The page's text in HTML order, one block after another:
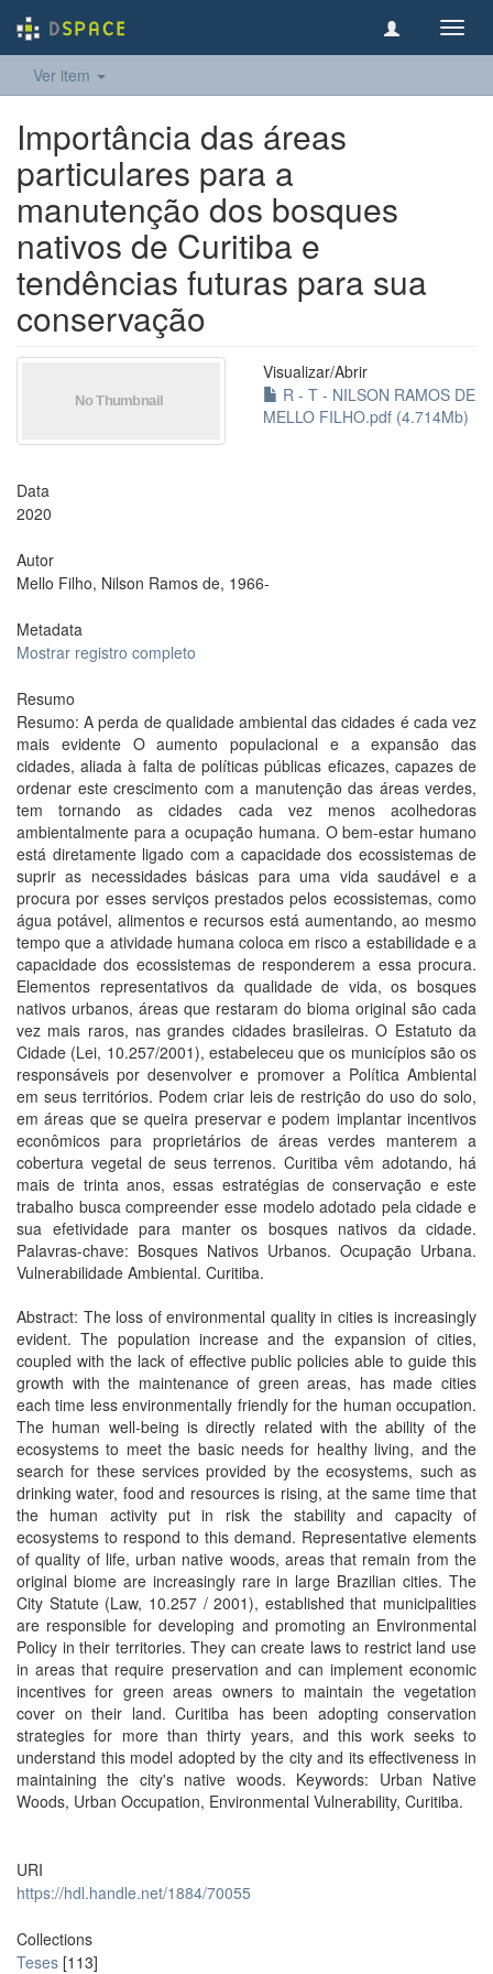
Ver item
Importância das áreas
particulares para a
manutenção dos bosques
nativos de Curitiba e
tendências futuras para sua
conservação
Visualizar/Abrir
R - T - NILSON RAMOS DE
MELLO FILHO.pdf (4.714Mb)
Data
2020
Autor
Mello Filho, Nilson Ramos de, 1966-
Metadata
Mostrar registro completo
Resumo
Resumo: A perda de qualidade ambiental das cidades é cada vez
mais evidente O aumento populacional e a expansão das
cidades, aliada à falta de políticas públicas eficazes, capazes de
ordenar este crescimento com a manutenção das áreas verdes,
tem tornando as cidades cada vez menos acolhedoras
ambientalmente para a ocupação humana. O bem-estar humano
está diretamente ligado com a capacidade dos ecossistemas de
suprir as necessidades básicas para uma vida saudável e a
procura por esses serviços prestados pelos ecossistemas, como
água potável, alimentos e recursos está aumentando, ao mesmo
tempo que a atividade humana coloca em risco a estabilidade e a
capacidade dos ecossistemas de responderem a essa procura.
Elementos representativos da qualidade de vida, os bosques
nativos urbanos, áreas que restaram do bioma original são cada
vez mais raros, nas grandes cidades brasileiras. O Estatuto da
Cidade (Lei, 10.257/2001), estabeleceu que os municípios são os
responsáveis por desenvolver e promover a Política Ambiental
em seus territórios. Podem criar leis de restrição do uso do solo,
em áreas que se queira preservar e podem implantar incentivos
econômicos para proprietários de áreas verdes manterem a
cobertura vegetal de seus terrenos. Curitiba vêm adotando, há
mais de trinta anos, essas estratégias de conservação e este
trabalho busca compreender esse modelo adotado pela cidade e
sua efetividade para manter os bosques nativos da cidade.
Palavras-chave: Bosques Nativos Urbanos. Ocupação Urbana.
Vulnerabilidade Ambiental. Curitiba.
Abstract: The loss of environmental quality in cities is increasingly
evident. The population increase and the expansion of cities,
coupled with the lack of effective public policies able to guide this
growth with the maintenance of green areas, has made cities
each time less environmentally friendly for the human occupation.
The human well-being is directly related with the ability of the
ecosystems to meet the basic needs for healthy living, and the
search for these services provided by the ecosystems, such as
drinking water, food and resources is rising, at the same time that
the human activity put in risk the stability and capacity of
ecosystems to respond to this demand. Representative elements
of quality of life, urban native woods, areas that remain from the
original biome are increasingly rare in large Brazilian cities. The
City Statute (Law, 10.257 / 2001), established that municipalities
are responsible for developing and promoting an Environmental
Policy in their territories. They can create laws to restrict land use
in areas that require preservation and can implement economic
incentives for green areas owners to maintain the vegetation
cover on their land. Curitiba has been adopting conservation
strategies for more than thirty years, and this work seeks to
understand this model adopted by the city and its effectiveness in
maintaining the city's native woods. Keywords: Urban Native
Woods, Urban Occupation, Environmental Vulnerability, Curitiba.
URI
https://hdl.handle.net/1884/70055
Collections
Teses [113]